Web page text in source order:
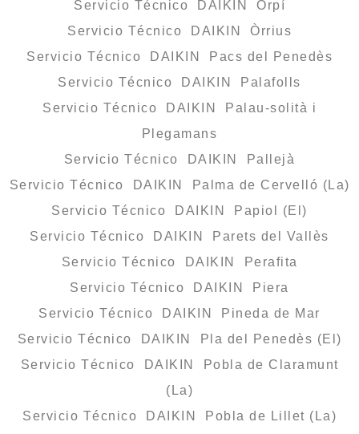
Servicio Técnico DAIKIN Orpí
Servicio Técnico DAIKIN Òrrius
Servicio Técnico DAIKIN Pacs del Penedès
Servicio Técnico DAIKIN Palafolls
Servicio Técnico DAIKIN Palau-solità i
Plegamans
Servicio Técnico DAIKIN Pallejà
Servicio Técnico DAIKIN Palma de Cervelló (La)
Servicio Técnico DAIKIN Papiol (El)
Servicio Técnico DAIKIN Parets del Vallès
Servicio Técnico DAIKIN Perafita
Servicio Técnico DAIKIN Piera
Servicio Técnico DAIKIN Pineda de Mar
Servicio Técnico DAIKIN Pla del Penedès (El)
Servicio Técnico DAIKIN Pobla de Claramunt
(La)
Servicio Técnico DAIKIN Pobla de Lillet (La)